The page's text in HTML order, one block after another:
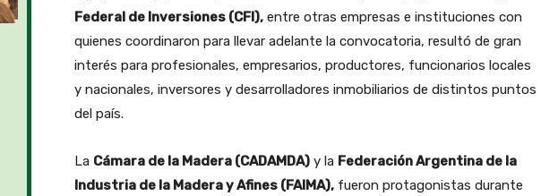
Federal de Inversiones (CFI),entre otras empresas e instituciones con
quienes coordinaron para llevar adelante la convocatoria, resultó de gran
interés para profesionales, empresarios, productores, funcionarios locales
y nacionales, inversores y desarrolladores inmobiliarios de distintos puntos
del país.
La Cámara de la Madera (CADAMDA)y la Federación Argentina de la
Industria de la Madera y Afines (FAIMA),fueron protagonistas durante